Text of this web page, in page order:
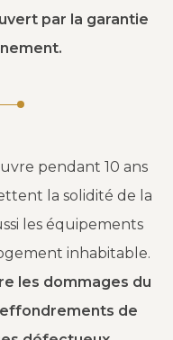
par la garantie
pendant 10 ans
la solidité de la
les équipements
inhabitable.
les dommages du
de